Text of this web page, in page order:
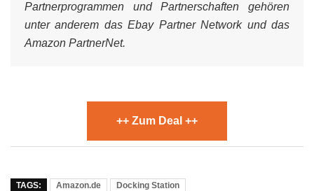
Partnerprogrammen und Partnerschaften gehören
unter anderem das Ebay Partner Network und das
Amazon PartnerNet.
++ Zum Deal ++
TAGS: Amazon.de Docking Station